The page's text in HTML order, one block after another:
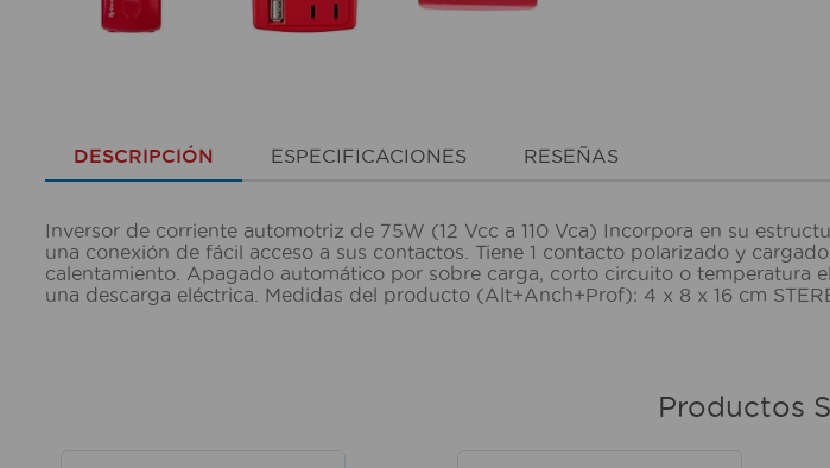
DESCRIPCIÓN ESPECIFICACIONES RESEÑAS
Inversor de corriente automotriz de 75W (12 Vcc a 110 Vca) Incorpora en su
una conexión de fácil acceso a sus contactos. Tiene 1 contacto polarizado y
calentamiento. Apagado automático por sobre carga, corto circuito o temperatura
una descarga eléctrica. Medidas del producto (Alt+Anch+Prof): 4 x 8 x 16 cm
Productos